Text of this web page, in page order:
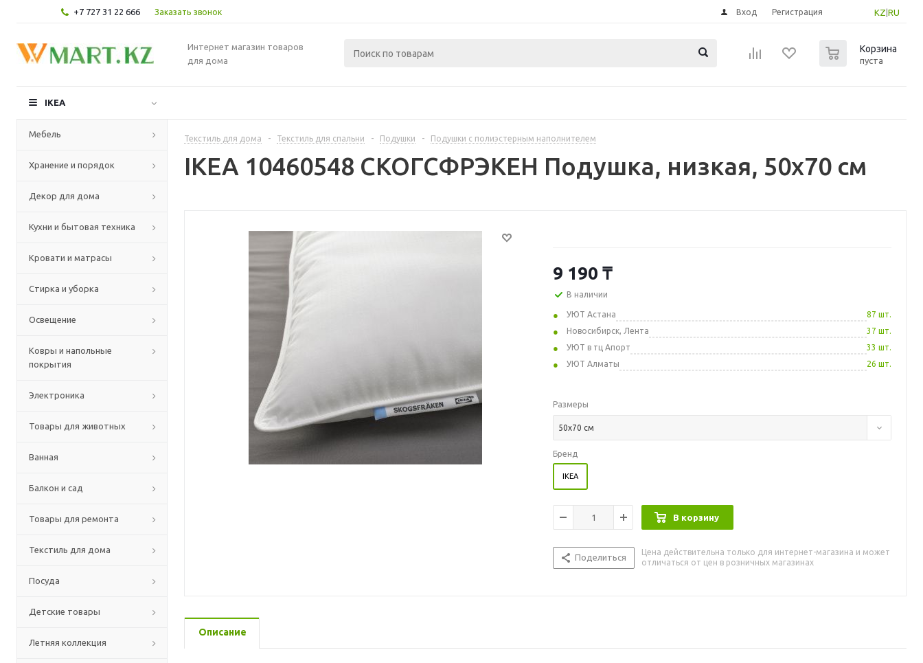
+7 727 31 22 666 Заказать звонок KZ RU
Вход Регистрация
Интернет магазин товаров
для дома
Корзина
пуста
IKEA
Мебель
Хранение и порядок
Декор для дома
Кухни и бытовая техника
Кровати и матрасы
Стирка и уборка
Освещение
Ковры и напольные
покрытия
Электроника
Товары для животных
Ванная
Балкон и сад
Товары для ремонта
Текстиль для дома
Посуда
Детские товары
Летняя коллекция
Текстиль для дома - Текстиль для спальни - Подушки - Подушки с полиэстерным наполнителем
IKEA 10460548 СКОГСФРЭКЕН Подушка, низкая, 50x70 см
9 190 ₸
В наличии
УЮТ Астана
87 шт.
Новосибирск, Лента
37 шт.
УЮТ в тц Апорт
33 шт.
УЮТ Алматы
26 шт.
Размеры
50x70 см
Бренд
IKEA
В корзину
Поделиться
Цена действительна только для интернет-магазина и может
отличаться от цен в розничных магазинах
Описание